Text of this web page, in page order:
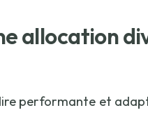
allocation
performante et